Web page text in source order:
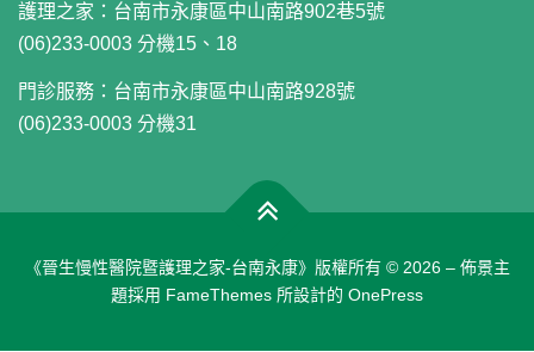
護理之家： 台南市永康區中山南路902巷5號
(06)233-0003 分機15、18
門診服務： 台南市永康區中山南路928號
(06)233-0003 分機31
《晉生慢性醫院暨護理之家-台南永康》版權所有 © 2026 – 佈景主
題採用 FameThemes 所設計的 OnePress